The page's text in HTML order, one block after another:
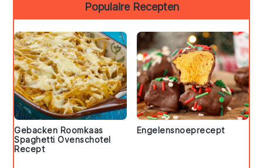
Populaire Recepten
Gebacken Roomkaas
Spaghetti Ovenschotel
Recept
Engelensnoeprecept